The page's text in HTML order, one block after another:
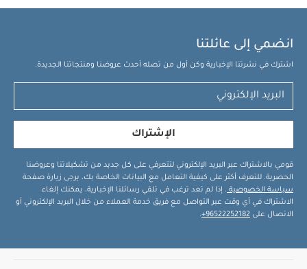
انضمي إلى عائلتنا
اشترك في نشرتنا الإخبارية وكن أول من تصله أحدث عروضنا ومنتجاتنا الجديدة.
الإشتراك
قومي بالاشتراك عبر البريد الإلكتروني لتتعرفي على كل جديد من تشكيلاتنا وعروضنا
الحصرية. للتعرف أكثر على كيفية التعامل مع البيانات الخاصة بك، يرجى زيارة صفحة
سياسة الخصوصية . إذا لم تعد ترغب في تلقي رسائلنا الإخبارية، يمكنك إلغاء
الاشتراك في أي وقت عبر التواصل مع فريق خدمة العملاء من خلال البريد الإلكتروني أو
الاتصال على 96522252182+
.